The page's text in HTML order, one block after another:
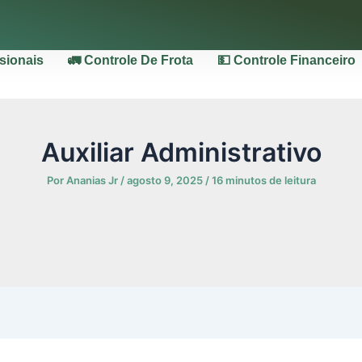
🚛 Controle De Frota 💵 Controle Financeiro
Auxiliar Administrativo
PorAnanias Jr /agosto 9, 2025 /16 minutos de leitura